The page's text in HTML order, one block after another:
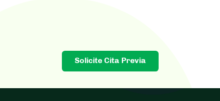
Solicite Cita Previa